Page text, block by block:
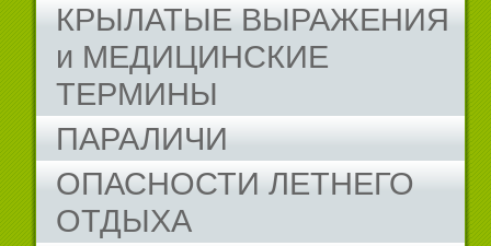
КРЫЛАТЫЕ ВЫРАЖЕНИЯ
и МЕДИЦИНСКИЕ
ТЕРМИНЫ
ПАРАЛИЧИ
ОПАСНОСТИ ЛЕТНЕГО
ОТДЫХА